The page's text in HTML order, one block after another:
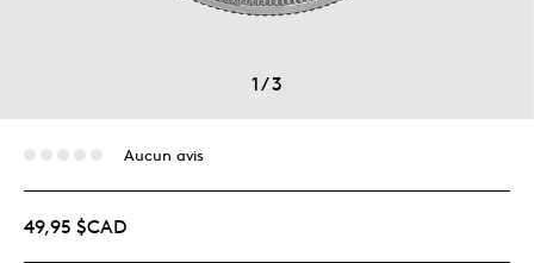
1/3
Aucun avis
49,95 $CAD